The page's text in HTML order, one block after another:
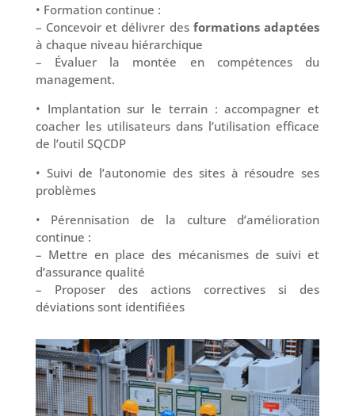
• Formation continue :
– Concevoir et délivrer des formations adaptées
à chaque niveau hiérarchique
– Évaluer la montée en compétences du
management.
• Implantation sur le terrain : accompagner et
coacher les utilisateurs dans l’utilisation efficace
de l’outil SQCDP
• Suivi de l’autonomie des sites à résoudre ses
problèmes
• Pérennisation de la culture d’amélioration
continue :
– Mettre en place des mécanismes de suivi et
d’assurance qualité
– Proposer des actions correctives si des
déviations sont identifiées